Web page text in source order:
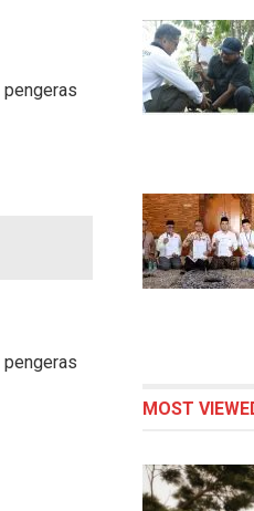
pengeras
pengeras
MOST